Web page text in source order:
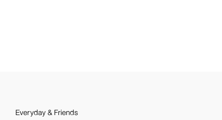
Everyday & Friends